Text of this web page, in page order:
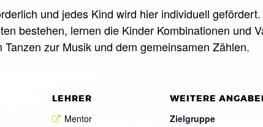
und jedes Kind wird hier individuell
bestehen, lernen die Kinder Kombinationen und
zur Musik und dem gemeinsamen Zählen.
LEHRER
Mentor
WEITERE
Zielgruppe